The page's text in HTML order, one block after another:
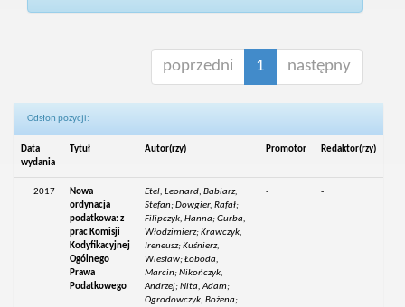
poprzedni 1 następny
Odsłon pozycji:
Data
wydania
Tytuł Autor(rzy) Promotor Redaktor(rzy)
2017
Nowa
ordynacja
podatkowa: z
prac Komisji
Kodyfikacyjnej
Ogólnego
Prawa
Podatkowego
Etel, Leonard; Babiarz,
Stefan; Dowgier, Rafał;
Filipczyk, Hanna; Gurba,
Włodzimierz; Krawczyk,
Ireneusz; Kuśnierz,
Wiesław; Łoboda,
Marcin; Nikończyk,
Andrzej; Nita, Adam;
Ogrodowczyk, Bożena;
- -